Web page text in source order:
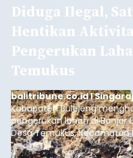
Diduga Ilegal,
Hentikan
Pengerukan
Temukus
balitribune.co.id I
Kabupaten Buleleng
pengerukan lahan di Banjar
Desa Temukus, Kecamatan
ditemukan indikasi